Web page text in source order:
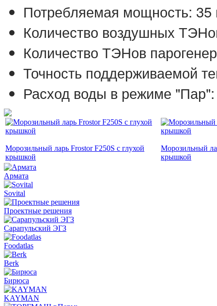
Потребляемая мощность: 35
Количество воздушных
Количество ТЭНов
Точность поддерживаемой
Расход воды в режиме
Морозильный ларь Frostor F250S с глухой
крышкой
Морозильный
крышкой
Армата
Sovital
Проектные решения
Сарапульский ЭГЗ
Foodatlas
Berk
Бирюса
KAYMAN